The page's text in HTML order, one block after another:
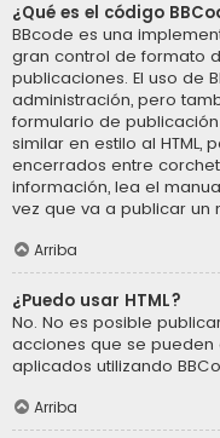
¿Qué es el código
BBcode es una
gran control de formato
publicaciones. El uso de
administración, pero
formulario de
similar en estilo al HTML,
encerrados entre
información, lea el
vez que va a publicar un
Arriba
¿Puedo usar HTML?
No. No es posible
acciones que se pueden
aplicados utilizando
Arriba